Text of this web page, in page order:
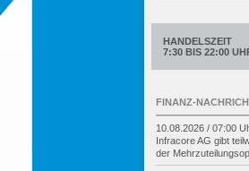
HANDELSZEIT
7:30 BIS 22:00
FINANZ-
10.08.2026 / 07:00
Infracore AG gibt
der